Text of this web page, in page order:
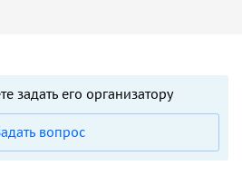
задать его организатору
вопрос